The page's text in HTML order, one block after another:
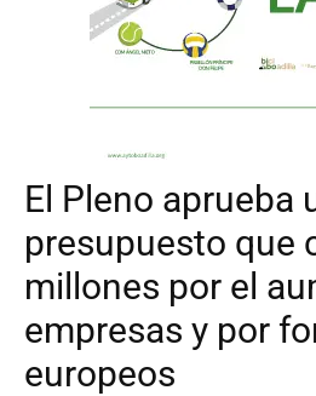
El Pleno aprueba
presupuesto que
millones por el
empresas y por
europeos